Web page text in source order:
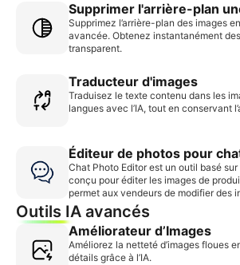
Supprimer l'arrière-plan
Supprimez l’arrière-plan des images
avancée. Obtenez instantanément
transparent.
Traducteur d'images
Traduisez le texte contenu dans les
langues avec l’IA, tout en conservant
Éditeur de photos pour
Chat Photo Editor est un outil basé
conçu pour éditer les images de
permet aux vendeurs de modifier des
précision et sans perte de qualité,
images finales conviennent
et aux campagnes publicitaires.
Outils IA avancés
Améliorateur d’Images
Améliorez la netteté d’images floues
détails grâce à l’IA.